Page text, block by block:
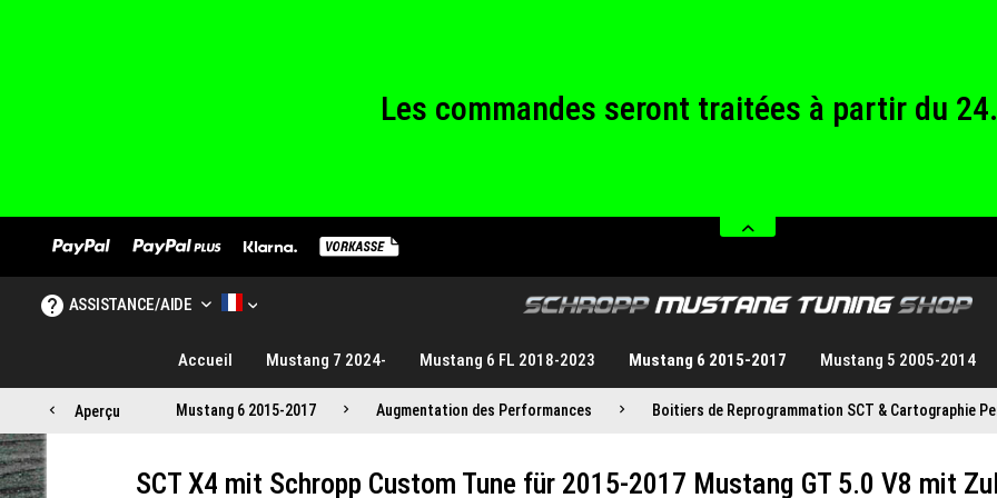
Les commandes seront traitées à partir du
ASSISTANCE/AIDE
Accueil Mustang 7 2024- Mustang 6 FL 2018-2023 Mustang 6 2015-2017 Mustang 5 2005-2014
Aperçu Mustang 6 2015-2017 Augmentation des Performances Boitiers de Reprogrammation SCT & Cartographie
SCT X4 mit Schropp Custom Tune für 2015-2017 Mustang GT 5.0 V8 mit